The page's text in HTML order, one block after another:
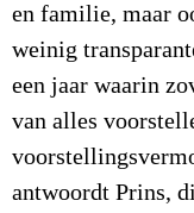
en familie, maar
weinig
een jaar waarin
van alles
antwoordt Prins,